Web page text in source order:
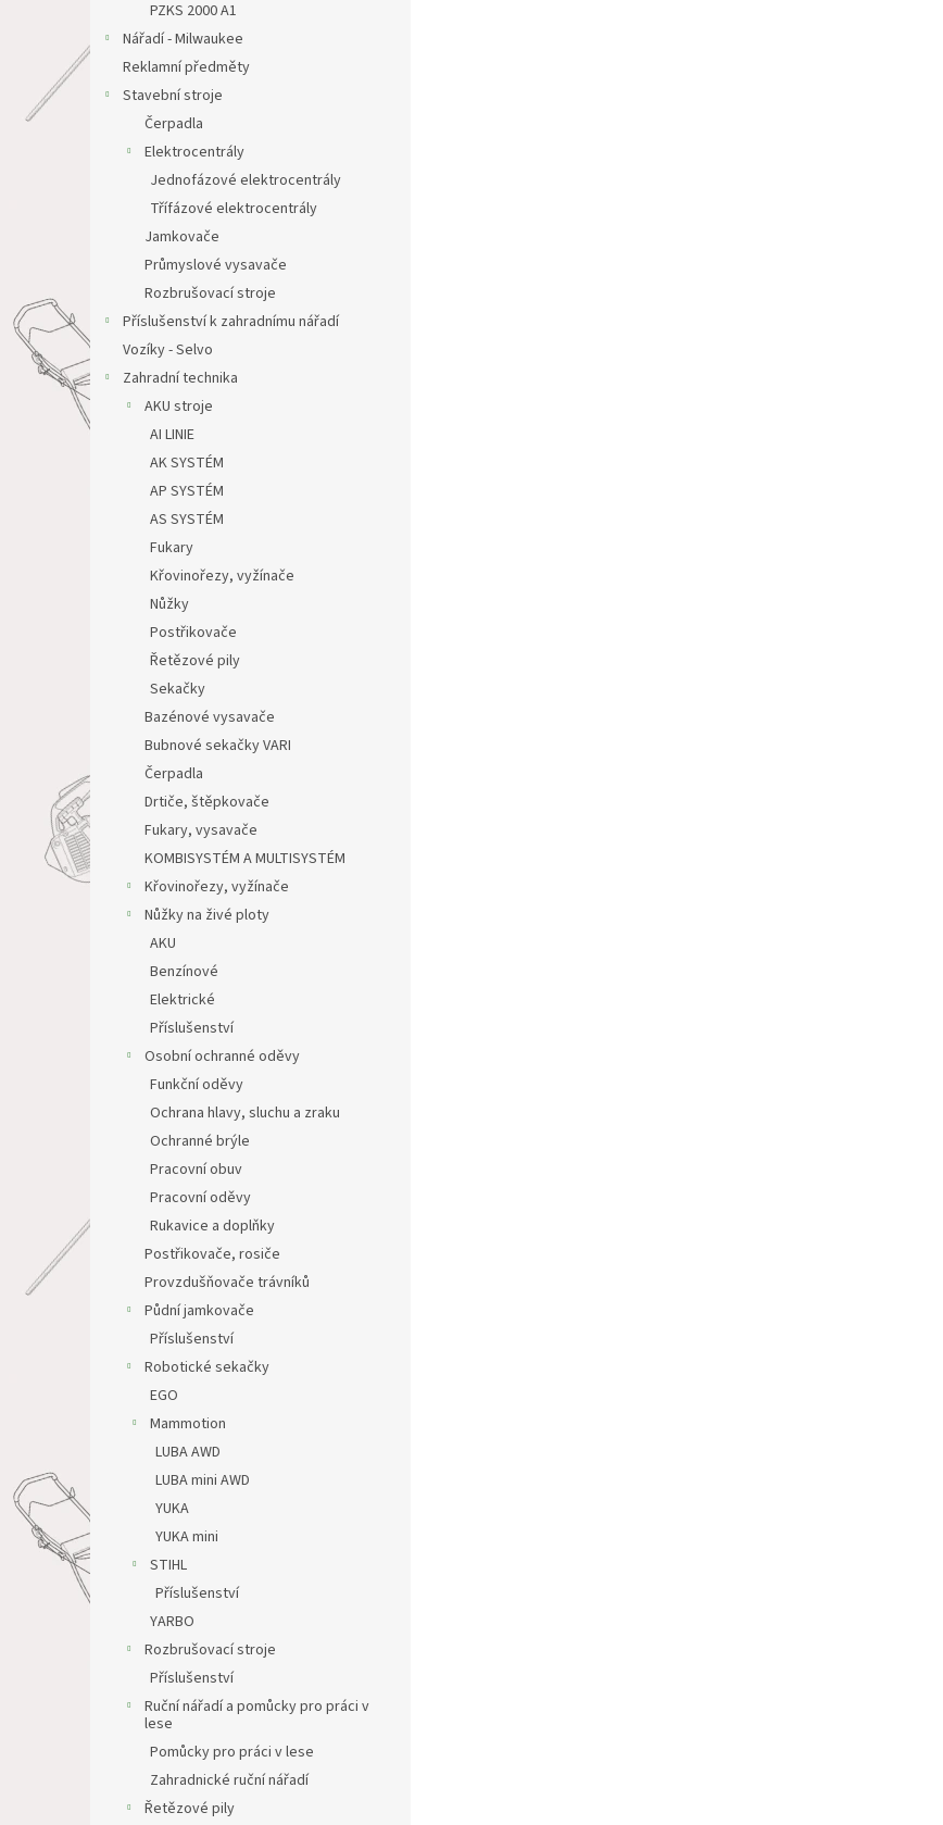
PZKS 2000 A1
Nářadí - Milwaukee
Reklamní předměty
Stavební stroje
Čerpadla
Elektrocentrály
Jednofázové elektrocentrály
Třífázové elektrocentrály
Jamkovače
Průmyslové vysavače
Rozbrušovací stroje
Příslušenství k zahradnímu nářadí
Vozíky - Selvo
Zahradní technika
AKU stroje
AI LINIE
AK SYSTÉM
AP SYSTÉM
AS SYSTÉM
Fukary
Křovinořezy, vyžínače
Nůžky
Postřikovače
Řetězové pily
Sekačky
Bazénové vysavače
Bubnové sekačky VARI
Čerpadla
Drtiče, štěpkovače
Fukary, vysavače
KOMBISYSTÉM A MULTISYSTÉM
Křovinořezy, vyžínače
Nůžky na živé ploty
AKU
Benzínové
Elektrické
Příslušenství
Osobní ochranné oděvy
Funkční oděvy
Ochrana hlavy, sluchu a zraku
Ochranné brýle
Pracovní obuv
Pracovní oděvy
Rukavice a doplňky
Postřikovače, rosiče
Provzdušňovače trávníků
Půdní jamkovače
Příslušenství
Robotické sekačky
EGO
Mammotion
LUBA AWD
LUBA mini AWD
YUKA
YUKA mini
STIHL
Příslušenství
YARBO
Rozbrušovací stroje
Příslušenství
Ruční nářadí a pomůcky pro práci v
lese
Pomůcky pro práci v lese
Zahradnické ruční nářadí
Řetězové pily